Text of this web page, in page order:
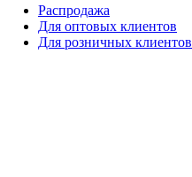
Распродажа
Для оптовых клиентов
Для розничных клиентов